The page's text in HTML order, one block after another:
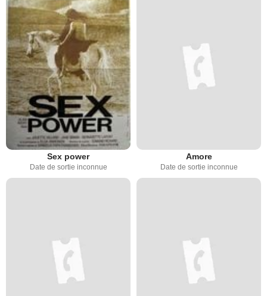
Sex power
Date de sortie inconnue
Amore
Date de sortie inconnue